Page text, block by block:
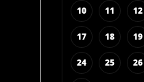
10 11 12
17 18 19
24 25 26